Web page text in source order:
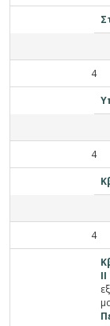
4
4
4
ΙΙ